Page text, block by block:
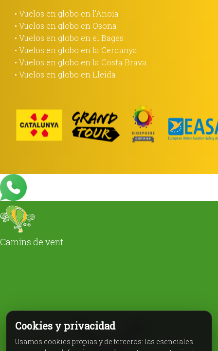
• Vuelos en globo en l'Anoia
• Vuelos en globo en Osona
• Vuelos en globo en el Bages
• Vuelos en globo en la Cerdanya
• Vuelos en globo en la Costa Brava
• Vuelos en globo en Lleida
Camins de vent
Cookies y privacidad
Usamos cookies propias y de terceros: las esenciales